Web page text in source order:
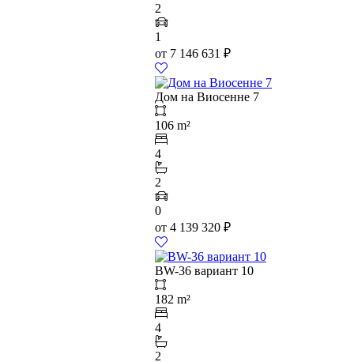
2
1
от 7 146 631 ₽
Дом на Виосенне 7
106 m²
4
2
0
от 4 139 320 ₽
BW-36 вариант 10
182 m²
4
2